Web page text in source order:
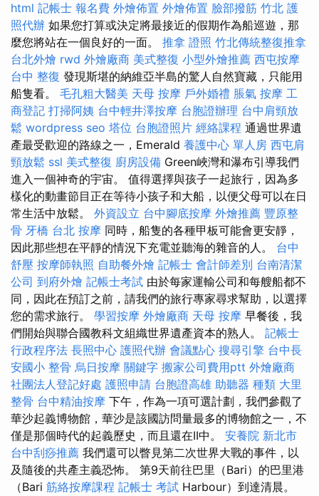
html 記帳士 報名費 外燴佈置 外燴佈置 臉部撥筋 竹北 護
照代辦 如果您打算或決定將最接近的假期作為船巡遊，那
麼您將站在一個良好的一面。 推拿 證照 竹北傳統整復推拿
台北外燴 rwd 外燴廠商 美式整復 小型外燴推薦 西屯按摩
台中 整復 發現斯堪的納維亞半島的驚人自然寶藏，只能用
船隻看。 毛孔粗大醫美 天母 按摩 戶外婚禮 脹氣 按摩 工
商登記 打掃阿姨 台中輕井澤按摩 台胞證辦理 台中肩頸放
鬆 wordpress seo 塔位 台胞證照片 經絡課程 通過世界遺
產最受歡迎的路線之一，Emerald 養護中心 單人房 西屯肩
頸放鬆 ssl 美式整復 廚房設備 Green峽灣和瀑布引導我們
進入一個神奇的宇宙。 值得選擇與孩子一起旅行，因為多
樣化的動畫節目正在等待小孩子和大船，以便父母可以在日
常生活中放鬆。 外資設立 台中腳底按摩 外燴推薦 豐原整
骨 牙橋 台北 按摩 同時，船隻的各種甲板可能會更安靜，
因此那些想在平靜的情況下充電並聽海的雜音的人。 台中
舒壓 按摩師執照 自助餐外燴 記帳士 會計師差別 台南清潔
公司 到府外燴 記帳士考試 由於每家運輸公司和每艘船都不
同，因此在預訂之前，請我們的旅行專家尋求幫助，以選擇
您的需求旅行。 學習按摩 外燴廠商 天母 按摩 早餐後，我
們開始與聯合國教科文組織世界遺產資本的熟人。 記帳士
行政程序法 長照中心 護照代辦 會議點心 搜尋引擎 台中長
安國小 整骨 烏日按摩 關鍵字 搬家公司費用ptt 外燴廠商
社團法人登記好處 護照申請 台胞證高雄 助聽器 種類 大里
整骨 台中精油按摩 下午，作為一項可選計劃，我們參觀了
華沙起義博物館，華沙是該國訪問量最多的博物館之一，不
僅是那個時代的起義歷史，而且還在II中。 安養院 新北市
台中刮痧推薦 我們還可以瞥見第二次世界大戰的事件，以
及隨後的共產主義恐怖。 第9天前往巴里（Bari）的巴里港
（Bari 筋絡按摩課程 記帳士 考試 Harbour）到達清晨。